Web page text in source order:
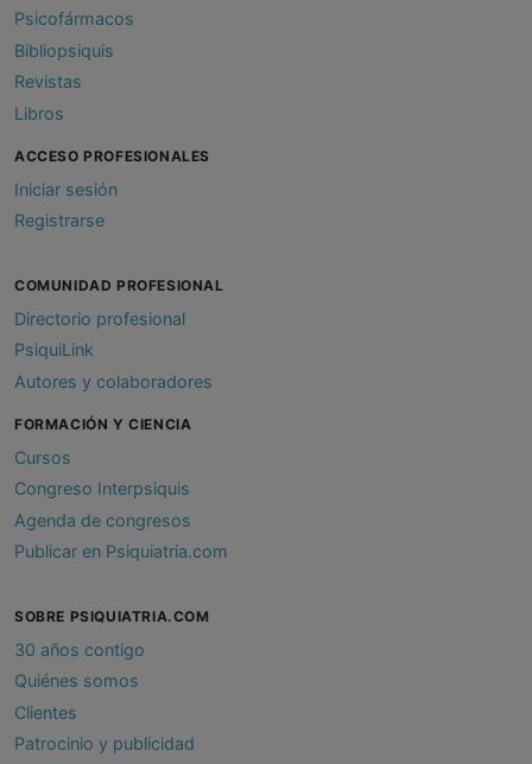
Psicofármacos
Bibliopsiquis
Revistas
Libros
ACCESO PROFESIONALES
Iniciar sesión
Registrarse
COMUNIDAD PROFESIONAL
Directorio profesional
PsiquiLink
Autores y colaboradores
FORMACIÓN Y CIENCIA
Cursos
Congreso Interpsiquis
Agenda de congresos
Publicar en Psiquiatria.com
SOBRE PSIQUIATRIA.COM
30 años contigo
Quiénes somos
Clientes
Patrocinio y publicidad